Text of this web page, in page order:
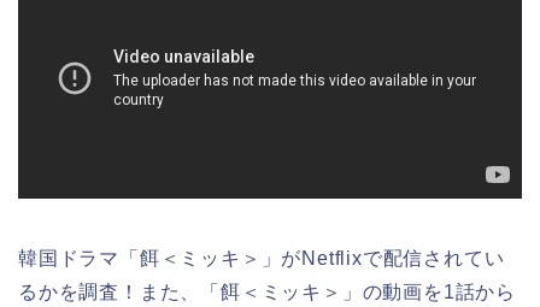
韓国ドラマ「餌＜ミッキ＞」がNetflixで配信されてい
るかを調査！また、「餌＜ミッキ＞」の動画を1話から